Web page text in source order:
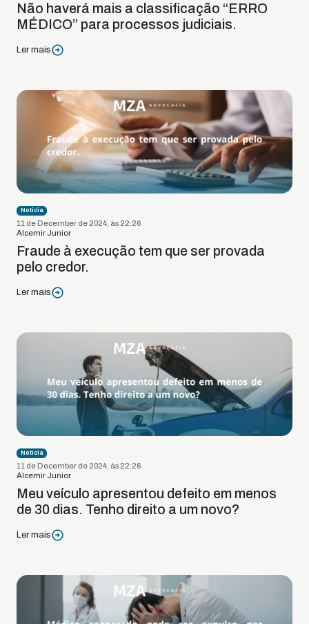
Não haverá mais a classificação “ERRO
MÉDICO” para processos judiciais.
Ler mais
Notícia
11 de December de 2024, às 22:26
Alcemir Junior
Fraude à execução tem que ser provada
pelo credor.
Ler mais
Notícia
11 de December de 2024, às 22:26
Alcemir Junior
Meu veículo apresentou defeito em menos
de 30 dias. Tenho direito a um novo?
Ler mais